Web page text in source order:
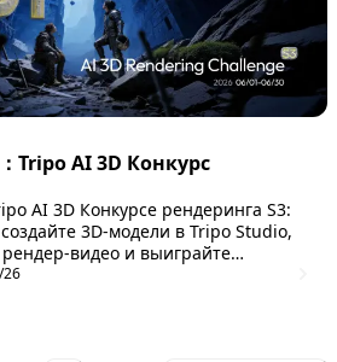
Tripo AI 3D Конкурс
AI 3D Конкурсе рендеринга S3:
3D-модели в Tripo Studio,
видео и выиграйте
продвижение в соцсетях и
26